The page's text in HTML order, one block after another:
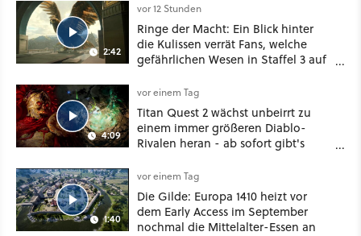
2:42
vor 12 Stunden
Ringe der Macht: Ein Blick hinter
die Kulissen verrät Fans, welche
gefährlichen Wesen in Staffel 3 auf
4:09
vor einem Tag
Titan Quest 2 wächst unbeirrt zu
einem immer größeren Diablo-
Rivalen heran - ab sofort gibt's
Klasse
1:40
vor einem Tag
Die Gilde: Europa 1410 heizt vor
dem Early Access im September
nochmal die Mittelalter-Essen an